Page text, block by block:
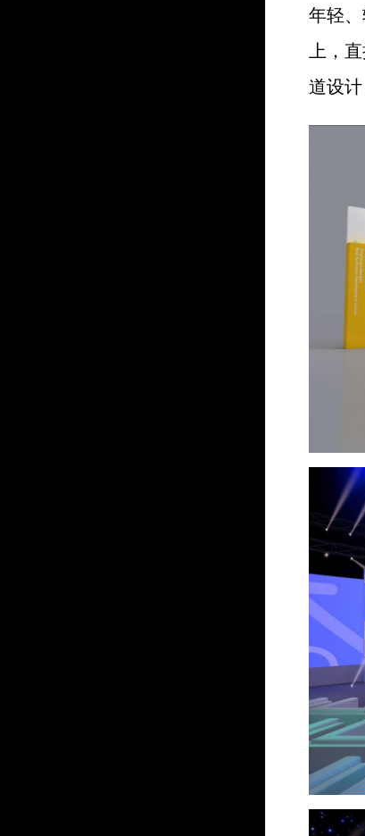
年轻
上，
道设